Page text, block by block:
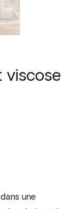
viscose
une